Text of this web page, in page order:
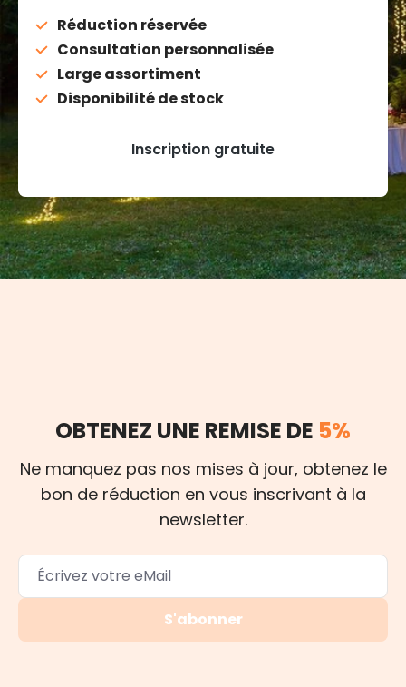
Réduction réservée
Consultation personnalisée
Large assortiment
Disponibilité de stock
Inscription gratuite
OBTENEZ UNE REMISE DE 5%
Ne manquez pas nos mises à jour, obtenez le
bon de réduction en vous inscrivant à la
newsletter.
S'abonner